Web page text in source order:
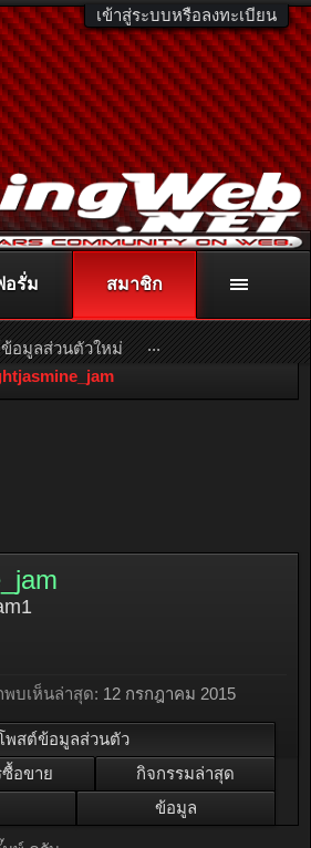
เข้าสู่ระบบหรือลงทะเบียน
หรือโทร. 081-811-1138
ยละเอียดเพิ่มเติม คลิกที่นี่
พบเห็นล่าสุด: 12 กรกฎาคม 2015
พสต์ข้อมูลส่วนตัว
ซื้อขาย
กิจกรรมล่าสุด
ข้อมูล
อรั่ม สมาชิก
อมูลส่วนตัวใหม่ ...